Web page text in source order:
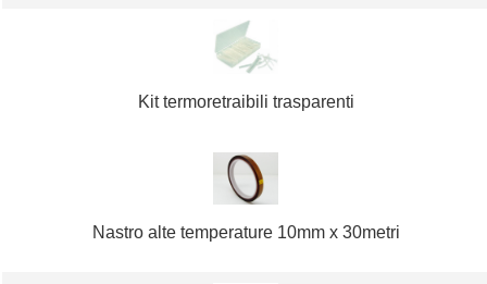
Kit termoretraibili trasparenti
Nastro alte temperature 10mm x 30metri